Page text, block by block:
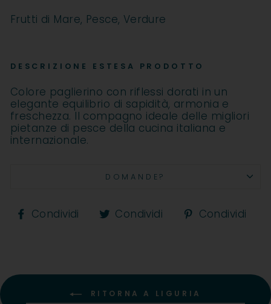
Frutti di Mare, Pesce, Verdure
DESCRIZIONE ESTESA PRODOTTO
Colore paglierino con riflessi dorati in un
elegante equilibrio di sapidità, armonia e
freschezza. Il compagno ideale delle migliori
pietanze di pesce della cucina italiana e
internazionale.
DOMANDE?
Condividi
CondividiCondividi
CondividiCondividi
RITORNA A LIGURIA